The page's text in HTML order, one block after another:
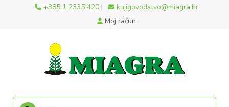
+385 1 2335 420
knjigovodstvo@miagra.hr
Moj račun
Products search